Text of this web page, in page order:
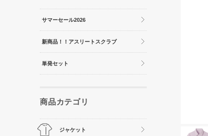
サマーセール2026
新商品！！アスリートスクラブ
単発セット
商品カテゴリ
ジャケット